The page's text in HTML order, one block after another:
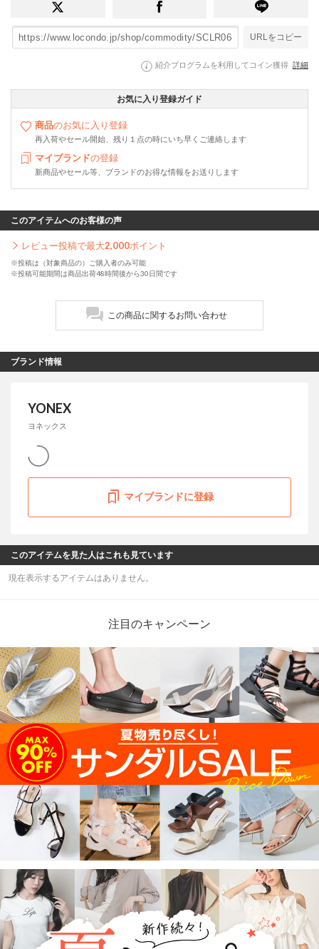
URLをコピー
紹介プログラムを利用してコイン獲得 詳細
お気に入り登録ガイド
商品のお気に入り登録
再入荷やセール開始、残り１点の時にいち早くご連絡します
マイブランドの登録
新商品やセール等、ブランドのお得な情報をお送りします
このアイテムへのお客様の声
レビュー投稿で最大2,000ポイント
※投稿は（対象商品の）ご購入者のみ可能
※投稿可能期間は商品出荷48時間後から30日間です
この商品に関するお問い合わせ
ブランド情報
YONEX
ヨネックス
マイブランドに登録
このアイテムを見た人はこれも見ています
現在表示するアイテムはありません。
注目のキャンペーン